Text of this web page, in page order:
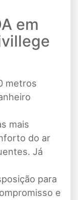
em
metros
mais
do ar
Já
para
e